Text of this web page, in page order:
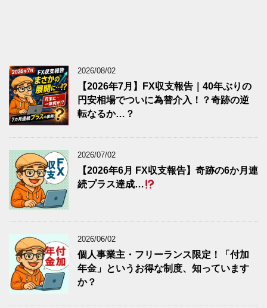
2026/08/02
【2026年7月】FX収支報告｜40年ぶりの
円安相場でついに為替介入！？奇跡の逆
転なるか…？
2026/07/02
【2026年6月 FX収支報告】奇跡の6か月連
続プラス達成…
2026/06/02
個人事業主・フリーランス限定！「付加
年金」というお得な制度、知っています
か？